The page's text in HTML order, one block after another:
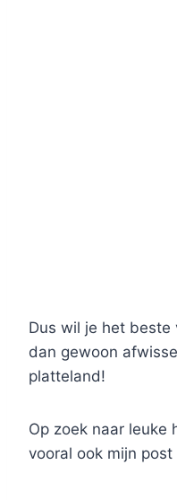
Dus wil je het
dan gewoon
platteland!
Op zoek naar leuke
vooral ook mijn post